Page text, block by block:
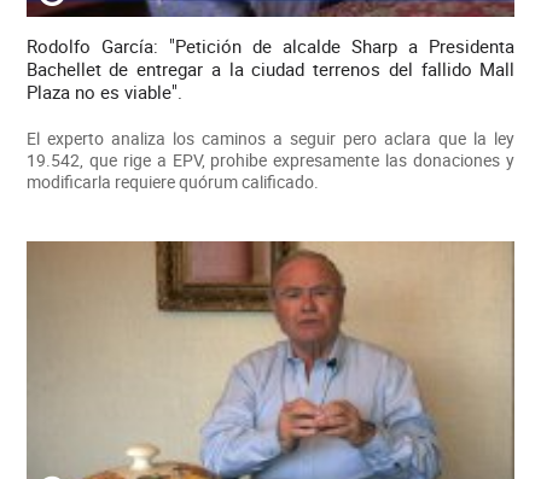
Rodolfo García: "Petición de alcalde Sharp a Presidenta
Bachellet de entregar a la ciudad terrenos del fallido Mall
Plaza no es viable".
El experto analiza los caminos a seguir pero aclara que la ley
19.542, que rige a EPV, prohibe expresamente las donaciones y
modificarla requiere quórum calificado.